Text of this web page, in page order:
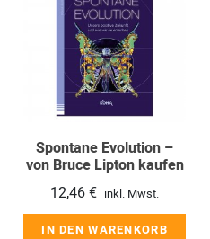
Spontane Evolution –
von Bruce Lipton kaufen
12,46€ inkl. Mwst.
IN DEN WARENKORB